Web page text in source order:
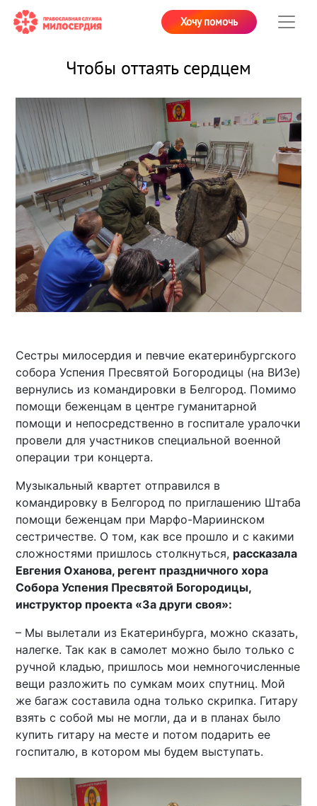
Хочу помочь
Чтобы оттаять сердцем
Сестры милосердия и певчие екатеринбургского
собора Успения Пресвятой Богородицы (на ВИЗе)
вернулись из командировки в Белгород. Помимо
помощи беженцам в центре гуманитарной
помощи и непосредственно в госпитале уралочки
провели для участников специальной военной
операции три концерта.
Музыкальный квартет отправился в
командировку в Белгород по приглашению Штаба
помощи беженцам при Марфо-Мариинском
сестричестве. О том, как все прошло и с какими
сложностями пришлось столкнуться, рассказала
Евгения Оханова, регент праздничного хора
Собора Успения Пресвятой Богородицы,
инструктор проекта «За други своя»:
– Мы вылетали из Екатеринбурга, можно сказать,
налегке. Так как в самолет можно было только с
ручной кладью, пришлось мои немногочисленные
вещи разложить по сумкам моих спутниц. Мой
же багаж составила одна только скрипка. Гитару
взять с собой мы не могли, да и в планах было
купить гитару на месте и потом подарить ее
госпиталю, в котором мы будем выступать.